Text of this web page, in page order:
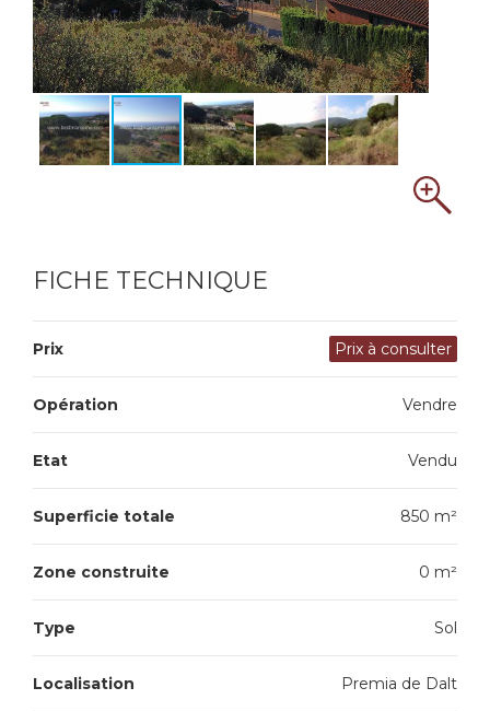
FICHE TECHNIQUE
Prix Prix à consulter
Opération Vendre
Etat Vendu
Superficie totale 850 m²
Zone construite 0 m²
Type Sol
Localisation Premia de Dalt